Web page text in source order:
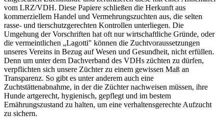
vom LRZ/VDH. Diese Papiere schließen die Herkunft aus
kommerziellem Handel und Vermehrungszuchten aus, die selten
rasse- und tierschutzgerechten Kontrollen unterliegen. Die
Umgehung der Vorschriften hat oft nur wirtschaftliche Gründe, oder
die vermeintlichen „Lagotti" können die Zuchtvoraussetzungen
unseres Vereins in Bezug auf Wesen und Gesundheit, nicht erfüllen.
Denn um unter dem Dachverband des VDHs züchten zu dürfen,
verpflichten sich unsere Züchter zu einem gewissen Maß an
Transparenz. So gibt es unter anderem auch eine
Zuchtstättenabnahme, in der die Züchter nachweisen müssen, ihre
Hunde artgerecht, hygienisch, gepflegt und im bestem
Ernährungszustand zu halten, um eine verhaltensgerechte Aufzucht
zu sichern.